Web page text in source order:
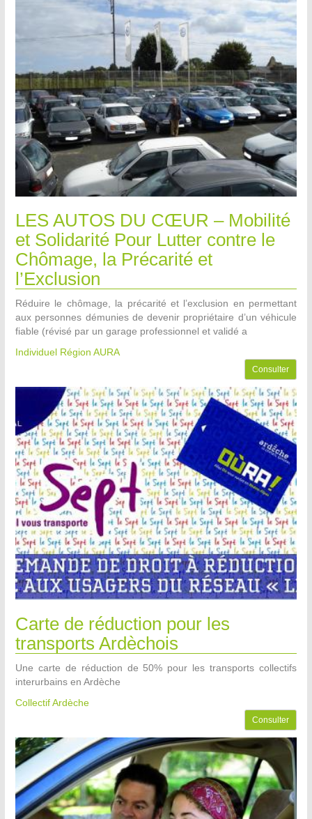
LES AUTOS DU CŒUR – Mobilité
et Solidarité Pour Lutter contre le
Chômage, la Précarité et
l’Exclusion
Réduire le chômage, la précarité et l’exclusion en permettant
aux personnes démunies de devenir propriétaire d’un véhicule
fiable (révisé par un garage professionnel et validé a
Individuel Région AURA
Consulter
Carte de réduction pour les
transports Ardèchois
Une carte de réduction de 50% pour les transports collectifs
interurbains en Ardèche
Collectif Ardèche
Consulter